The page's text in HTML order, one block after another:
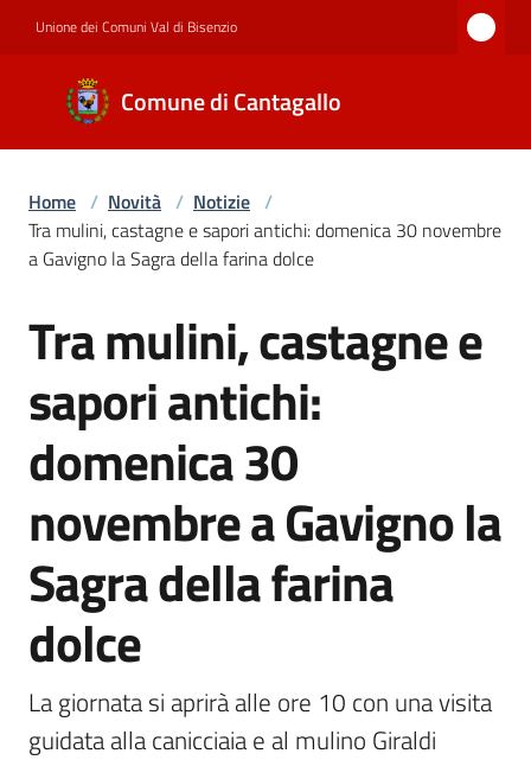
Unione dei Comuni Val di Bisenzio
Comune di Cantagallo
Comune di
Cantagallo
Amministrazione
Servizi
dati
Argomenti
Home / Novità / Notizie /
Tra mulini, castagne e sapori antichi: domenica 30 novembre
a Gavigno la Sagra della farina dolce
Salta al contenuto
Tra mulini, castagne e
sapori antichi:
domenica 30
novembre a Gavigno la
Sagra della farina
dolce
La giornata si aprirà alle ore 10 con una visita
guidata alla canicciaia e al mulino Giraldi